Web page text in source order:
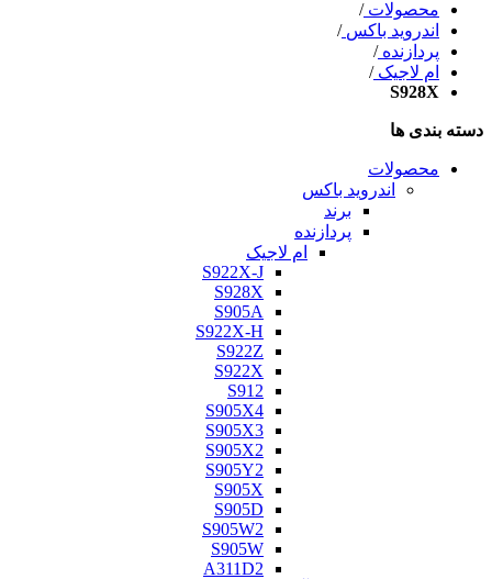
محصولات /
اندروید باکس /
پردازنده /
ام لاجیک /
S928X
دسته بندی ها
محصولات
اندروید باکس
برند
پردازنده
ام لاجیک
S922X-J
S928X
S905A
S922X-H
S922Z
S922X
S912
S905X4
S905X3
S905X2
S905Y2
S905X
S905D
S905W2
S905W
A311D2